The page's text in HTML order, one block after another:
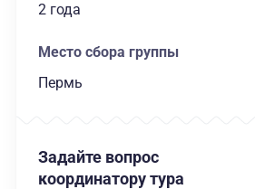
2 года
Место сбора группы
Пермь
Задайте вопрос
координатору тура